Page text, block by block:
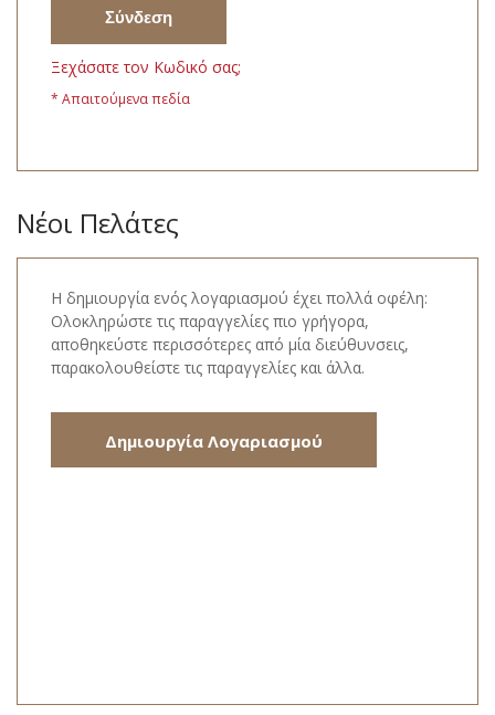
Σύνδεση
Ξεχάσατε τον Κωδικό σας;
Νέοι Πελάτες
Η δημιουργία ενός λογαριασμού έχει πολλά οφέλη:
Ολοκληρώστε τις παραγγελίες πιο γρήγορα,
αποθηκεύστε περισσότερες από μία διεύθυνσεις,
παρακολουθείστε τις παραγγελίες και άλλα.
Δημιουργία Λογαριασμού